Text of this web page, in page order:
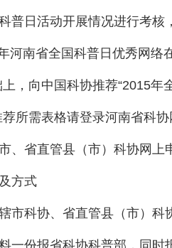
普日活动开展情况进行考
河南省全国科普日优秀网
，向中国科协推荐“2015年
所需表格请登录河南省科
、省直管县（市）科协网上
方式
市科协、省直管县（市）
一份报省科协科普部，同时